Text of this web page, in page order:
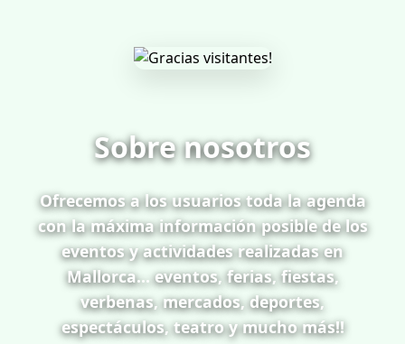
Sobre nosotros
Ofrecemos a los usuarios toda la agenda
con la máxima información posible de los
eventos y actividades realizadas en
Mallorca... eventos, ferias, fiestas,
verbenas, mercados, deportes,
espectáculos, teatro y mucho más!!